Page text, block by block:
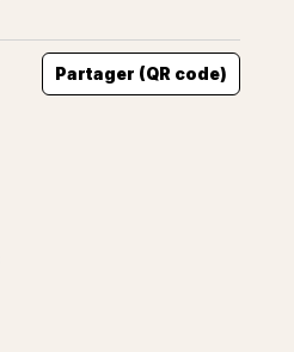
Partager (QR code)